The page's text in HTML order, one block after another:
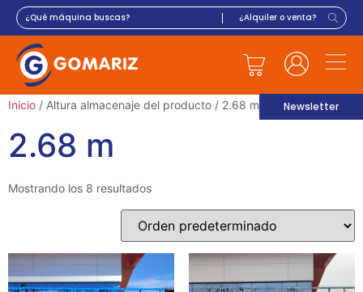
Newsletter
Inicio / Altura almacenaje del producto / 2.68 m
2.68 m
Mostrando los 8 resultados